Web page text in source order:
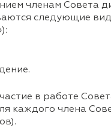
членам Совета
следующие
в работе
каждого члена